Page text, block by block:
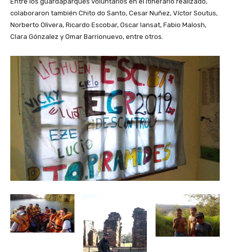
colaboraron también Chito do Santo, Cesar Nuñez, Víctor Soutus,
Norberto Olivera, Ricardo Escobar, Oscar Iansat, Fabio Malosh,
Clara Gónzalez y Omar Barrionuevo, entre otros.